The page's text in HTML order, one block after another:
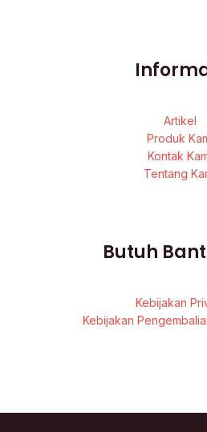
Artikel
Produk
Kontak
Tentang
Butuh
Kebijakan
Kebijakan